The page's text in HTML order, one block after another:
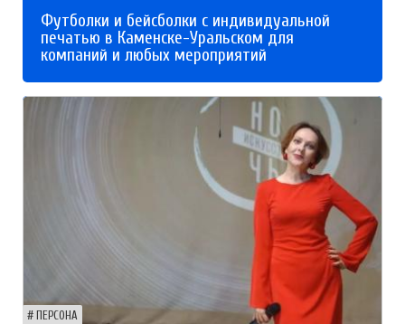
Футболки и бейсболки с индивидуальной
печатью в Каменске-Уральском для
компаний и любых мероприятий
ПЕРСОНА